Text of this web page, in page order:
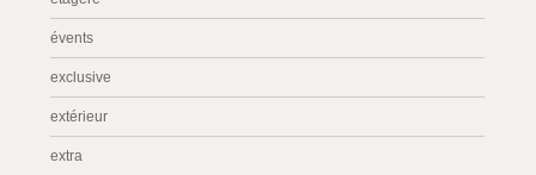
évents
exclusive
extérieur
extra